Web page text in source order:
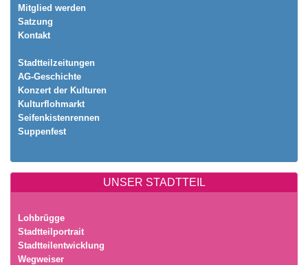
Mitglied werden
Satzung
Kontakt
Stadtteilzeitungen
AG-Geschichte
Konzert der Kulturen
Kulturflohmarkt
Seifenkistenrennen
Suppenfest
UNSER STADTTEIL
Lohbrügge
Stadtteilportrait
Stadtteilentwicklung
Wegweiser